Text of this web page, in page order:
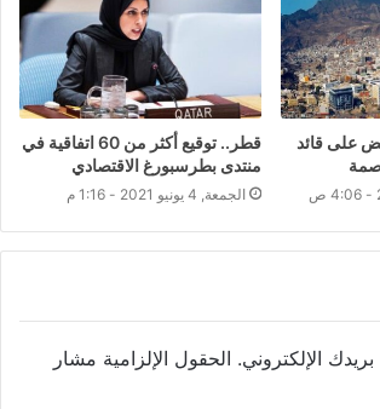
على قائد
قطر.. توقيع أكثر من 60 اتفاقية في
منتدى بطرسبورغ الاقتصادي
الجمعة, 4 يونيو 2021 - 1:16 م
الإلكتروني. الحقول الإلزامية مشار